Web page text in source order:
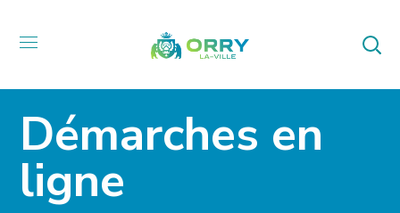
Démarches en
ligne